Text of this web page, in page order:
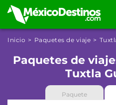
Inicio Paquetes de viaje
Paquetes de
Tuxtla
Paquete